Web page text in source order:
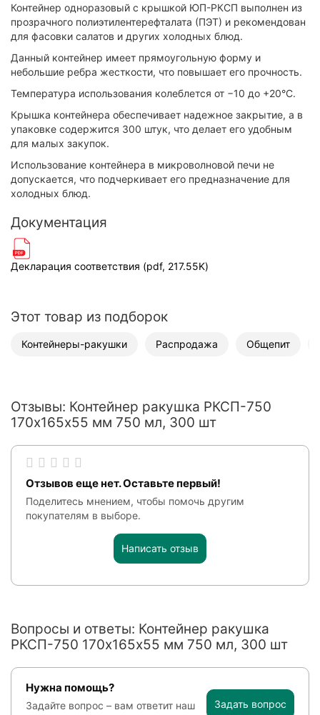
Контейнер одноразовый с крышкой ЮП-РКСП выполнен из
прозрачного полиэтилентерефталата (ПЭТ) и рекомендован
для фасовки салатов и других холодных блюд.
Данный контейнер имеет прямоугольную форму и
небольшие ребра жесткости, что повышает его прочность.
Температура использования колеблется от −10 до +20°С.
Крышка контейнера обеспечивает надежное закрытие, а в
упаковке содержится 300 штук, что делает его удобным
для малых закупок.
Использование контейнера в микроволновой печи не
допускается, что подчеркивает его предназначение для
холодных блюд.
Документация
Декларация соответствия (pdf, 217.55K)
Этот товар из подборок
Контейнеры-ракушки Распродажа Общепит
Отзывы: Контейнер ракушка РКСП-750
170х165х55 мм 750 мл, 300 шт
Отзывов еще нет. Оставьте первый!
Поделитесь мнением, чтобы помочь другим
покупателям в выборе.
Написать отзыв
Вопросы и ответы: Контейнер ракушка
РКСП-750 170х165х55 мм 750 мл, 300 шт
Нужна помощь?
Задайте вопрос – вам ответит наш
Задать вопрос